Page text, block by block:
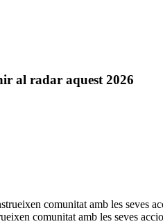
al radar aquest 2026
comunitat amb les seves